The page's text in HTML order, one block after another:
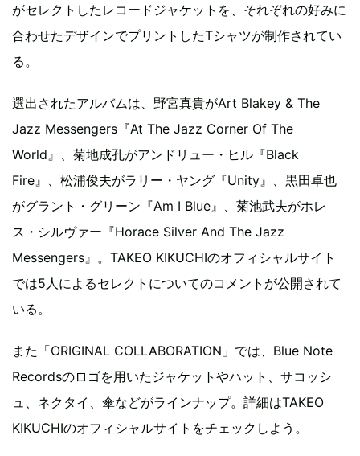
がセレクトしたレコードジャケットを、それぞれの好みに
合わせたデザインでプリントしたTシャツが制作されてい
る。
選出されたアルバムは、野宮真貴がArt Blakey & The
Jazz Messengers『At The Jazz Corner Of The
World』、菊地成孔がアンドリュー・ヒル『Black
Fire』、松浦俊夫がラリー・ヤング『Unity』、黒田卓也
がグラント・グリーン『Am I Blue』、菊池武夫がホレ
ス・シルヴァー『Horace Silver And The Jazz
Messengers』。TAKEO KIKUCHIのオフィシャルサイト
では5人によるセレクトについてのコメントが公開されて
いる。
また「ORIGINAL COLLABORATION」では、Blue Note
Recordsのロゴを用いたジャケットやハット、サコッシ
ュ、ネクタイ、傘などがラインナップ。詳細はTAKEO
KIKUCHIのオフィシャルサイトをチェックしよう。